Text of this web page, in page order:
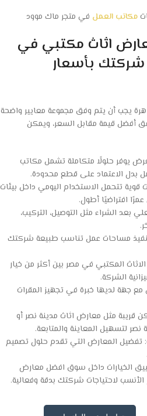
مكاتب العمل في متجر ماك موود
اثاث مكتبي في
شركتك بأسعار
يجب أن يتم وفق مجموعة معايير واضحة
أفضل قيمة مقابل السعر، ويمكن
يوفر حلولًا متكاملة تشمل مكاتب
بدل الاعتماد على قطع محدودة.
قوية تتحمل الاستخدام اليومي داخل بيئات
افتراضيًا أطول.
بعد الشراء مثل التوصيل، التركيب،
تنفيذ مساحات عمل تناسب طبيعة شركتك
المكتبي في مصر بين أكثر من خيار
الشركة.
مع جهة لديها خبرة في تجهيز المقرات
قريبة مثل معارض اثاث مدينة نصر أو
لتسهيل المعاينة والمتابعة.
تفضيل المعارض التي تقدم حلول تصميم
الخيارات داخل سوق افضل معارض
الأنسب لاحتياجات شركتك بدقة وفعالية.